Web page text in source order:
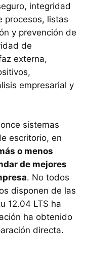
integridad
procesos, listas
y prevención de
de
externa,
empresarial y
sistemas
escritorio, en
o menos
de mejores
. No todos
disponen de las
12.04 LTS ha
ha obtenido
directa.